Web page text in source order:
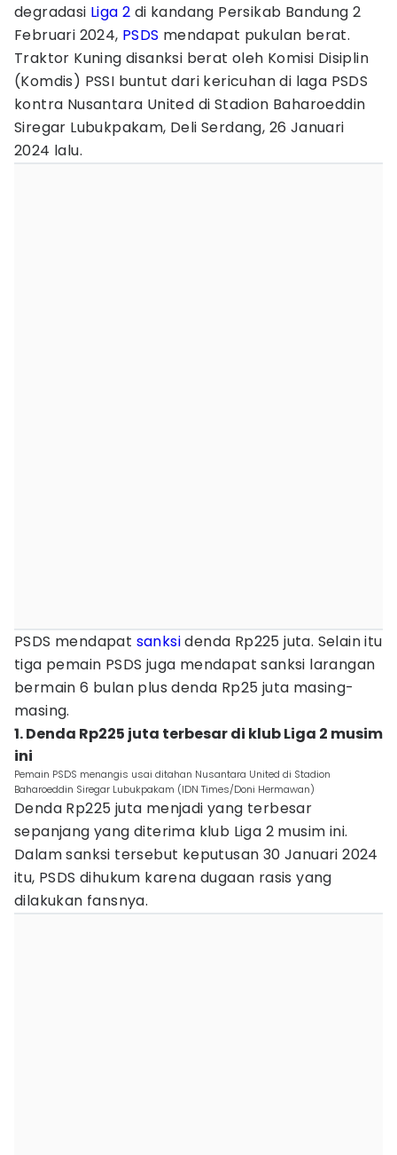
degradasi Liga 2 di kandang Persikab Bandung 2
Februari 2024, PSDS mendapat pukulan berat.
Traktor Kuning disanksi berat oleh Komisi Disiplin
(Komdis) PSSI buntut dari kericuhan di laga PSDS
kontra Nusantara United di Stadion Baharoeddin
Siregar Lubukpakam, Deli Serdang, 26 Januari
2024 lalu.
PSDS mendapat sanksidenda Rp225 juta. Selain itu
tiga pemain PSDS juga mendapat sanksi larangan
bermain 6 bulan plus denda Rp25 juta masing-
masing.
1. Denda Rp225 juta terbesar di klub Liga 2 musim
ini
Pemain PSDS menangis usai ditahan Nusantara United di Stadion
Baharoeddin Siregar Lubukpakam (IDN Times/Doni Hermawan)
Denda Rp225 juta menjadi yang terbesar
sepanjang yang diterima klub Liga 2 musim ini.
Dalam sanksi tersebut keputusan 30 Januari 2024
itu, PSDS dihukum karena dugaan rasis yang
dilakukan fansnya.